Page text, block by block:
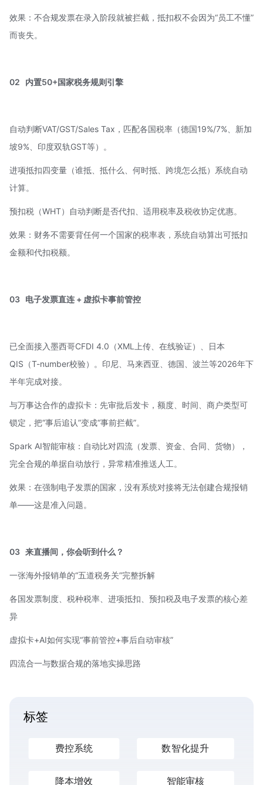
效果：不合规发票在录入阶段就被拦截，抵扣权不会因为“员工不懂”
而丧失。
02 内置50+国家税务规则引擎
自动判断VAT/GST/Sales Tax，匹配各国税率（德国19%/7%、新加
坡9%、印度双轨GST等）。
进项抵扣四变量（谁抵、抵什么、何时抵、跨境怎么抵）系统自动
计算。
预扣税（WHT）自动判断是否代扣、适用税率及税收协定优惠。
效果：财务不需要背任何一个国家的税率表，系统自动算出可抵扣
金额和代扣税额。
03 电子发票直连 + 虚拟卡事前管控
已全面接入墨西哥CFDI 4.0（XML上传、在线验证）、日本
QIS（T-number校验）。印尼、马来西亚、德国、波兰等2026年下
半年完成对接。
与万事达合作的虚拟卡：先审批后发卡，额度、时间、商户类型可
锁定，把“事后追认”变成“事前拦截”。
Spark AI智能审核：自动比对四流（发票、资金、合同、货物），
完全合规的单据自动放行，异常精准推送人工。
效果：在强制电子发票的国家，没有系统对接将无法创建合规报销
单——这是准入问题。
03 来直播间，你会听到什么？
一张海外报销单的“五道税务关”完整拆解
各国发票制度、税种税率、进项抵扣、预扣税及电子发票的核心差
异
虚拟卡+AI如何实现“事前管控+事后自动审核”
四流合一与数据合规的落地实操思路
标签
费控系统 数智化提升
降本增效 智能审核